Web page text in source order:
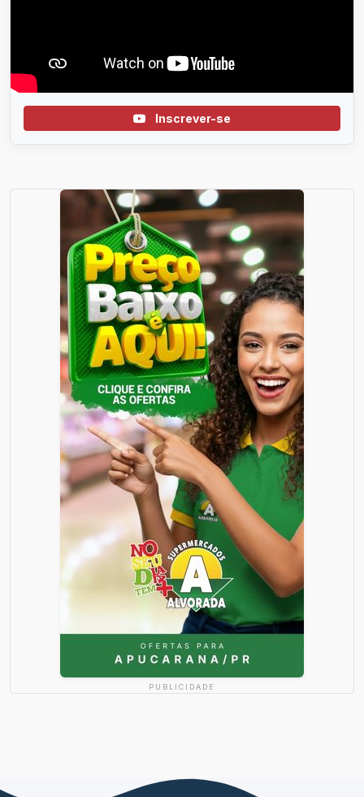
Inscrever-se
PUBLICIDADE